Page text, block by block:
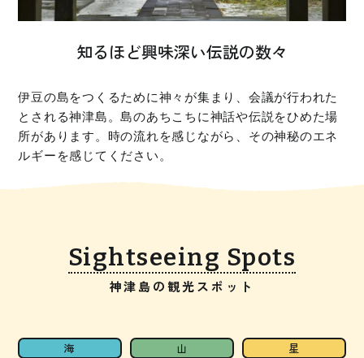
知るほど興味深い伝説の数々
伊豆の島をつくるために神々が集まり、会議が行われた
とされる神津島。島のあちこちに神話や伝説をひめた場
所があります。時の流れを感じながら、その神秘のエネ
ルギーを感じてください。
Sightseeing Spots
神津島の観光スポット
海 山 星